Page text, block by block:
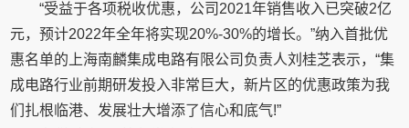
“受益于各项税收优惠，公司2021年销售收入已突破2亿
元，预计2022年全年将实现20%-30%的增长。”纳入首批优
惠名单的上海南麟集成电路有限公司负责人刘桂芝表示，“集
成电路行业前期研发投入非常巨大，新片区的优惠政策为我
们扎根临港、发展壮大增添了信心和底气!”